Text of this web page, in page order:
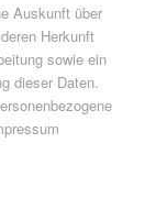
Auskunft über
Herkunft
sowie ein
dieser Daten.